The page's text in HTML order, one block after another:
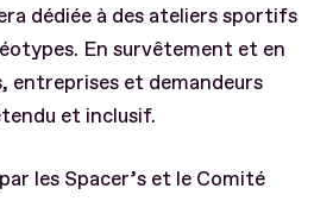
dédiée à des ateliers sportifs
En survêtement et en
entreprises et demandeurs
et inclusif.
les Spacer’s et le Comité